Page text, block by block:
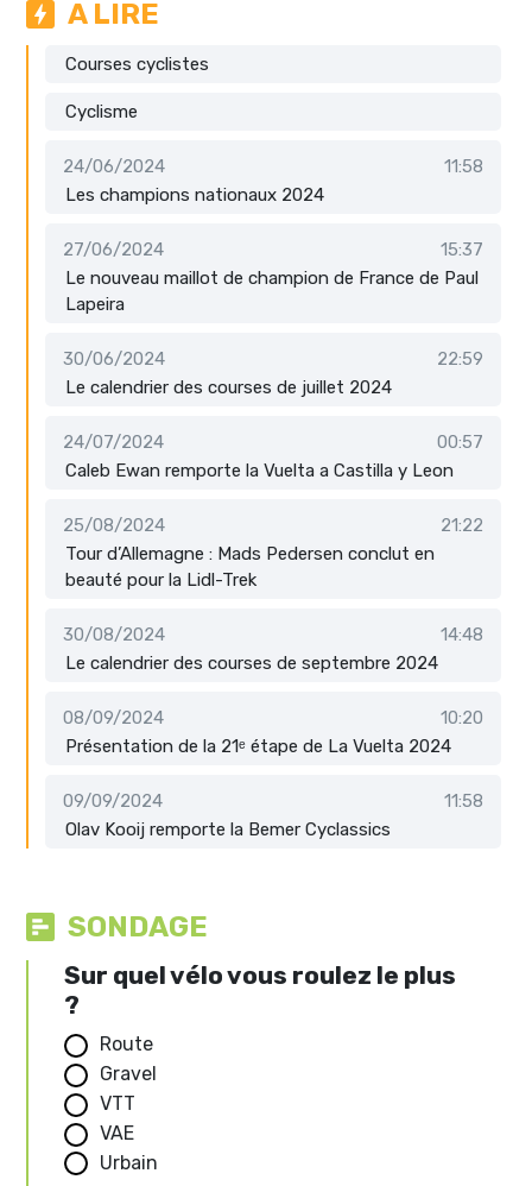
A LIRE
Courses cyclistes
Cyclisme
24/06/2024
11:58
Les champions nationaux 2024
27/06/2024
15:37
Le nouveau maillot de champion de France de Paul
Lapeira
30/06/2024
22:59
Le calendrier des courses de juillet 2024
24/07/2024
00:57
Caleb Ewan remporte la Vuelta a Castilla y Leon
25/08/2024
21:22
Tour d’Allemagne : Mads Pedersen conclut en
beauté pour la Lidl-Trek
30/08/2024
14:48
Le calendrier des courses de septembre 2024
08/09/2024
10:20
Présentation de la 21ᵉ étape de La Vuelta 2024
09/09/2024
11:58
Olav Kooij remporte la Bemer Cyclassics
SONDAGE
Sur quel vélo vous roulez le plus
?
Route
Gravel
VTT
VAE
Urbain